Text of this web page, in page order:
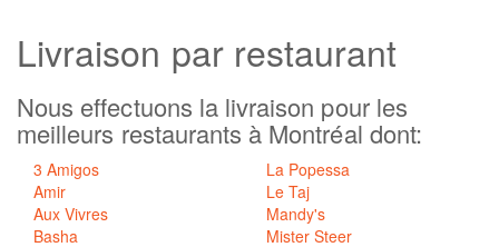
Livraison par restaurant
Nous effectuons la livraison pour les
meilleurs restaurants à Montréal dont:
3 Amigos
Amir
Aux Vivres
Basha
La Popessa
Le Taj
Mandy's
Mister Steer